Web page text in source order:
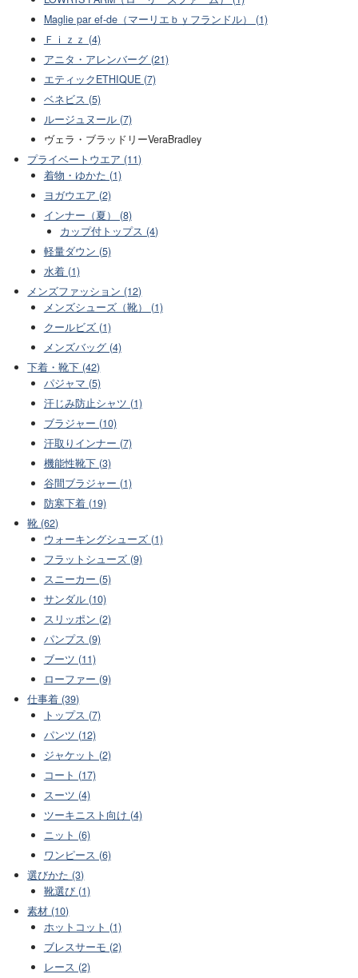
Maglie par ef-de（マーリエｂｙフランドル） (1)
Ｆｉｚｚ (4)
アニタ・アレンバーグ (21)
エティックETHIQUE (7)
ベネビス (5)
ルージュヌール (7)
ヴェラ・ブラッドリーVeraBradley
プライベートウエア (11)
着物・ゆかた (1)
ヨガウエア (2)
インナー（夏） (8)
カップ付トップス (4)
軽量ダウン (5)
水着 (1)
メンズファッション (12)
メンズシューズ（靴） (1)
クールビズ (1)
メンズバッグ (4)
下着・靴下 (42)
パジャマ (5)
汗じみ防止シャツ (1)
ブラジャー (10)
汗取りインナー (7)
機能性靴下 (3)
谷間ブラジャー (1)
防寒下着 (19)
靴 (62)
ウォーキングシューズ (1)
フラットシューズ (9)
スニーカー (5)
サンダル (10)
スリッポン (2)
パンプス (9)
ブーツ (11)
ローファー (9)
仕事着 (39)
トップス (7)
パンツ (12)
ジャケット (2)
コート (17)
スーツ (4)
ツーキニスト向け (4)
ニット (6)
ワンピース (6)
選びかた (3)
靴選び (1)
素材 (10)
ホットコット (1)
ブレスサーモ (2)
レース (2)